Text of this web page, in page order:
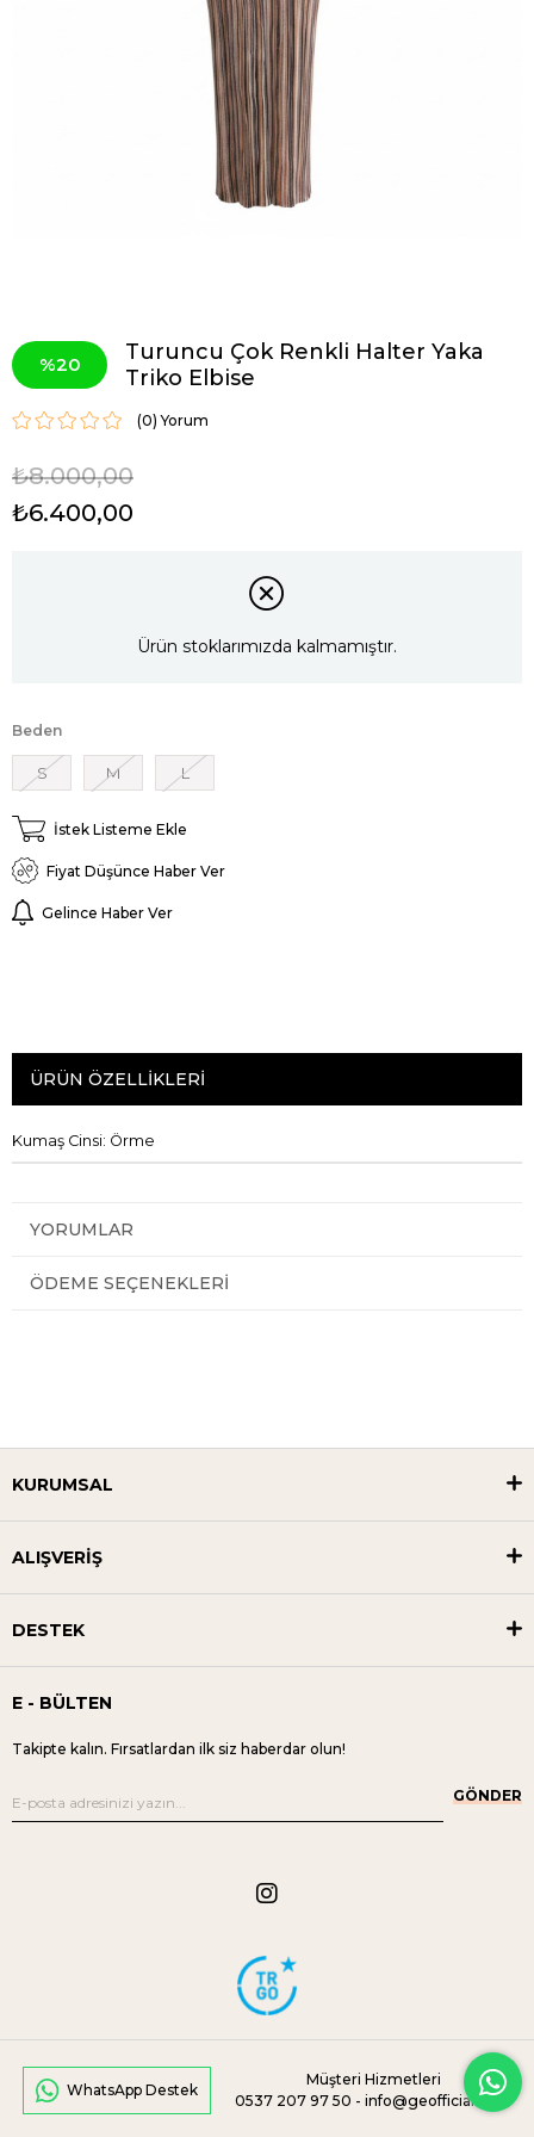
20
Turuncu Çok Renkli Halter Yaka
Triko Elbise
(0)
₺8.000,00
₺6.400,00
Ürün stoklarımızda kalmamıştır.
Beden
S M L
İstek Listeme Ekle
Fiyat Düşünce Haber Ver
Gelince Haber Ver
ÜRÜN ÖZELLIKLERI
Kumaş Cinsi: Örme
YORUMLAR
ÖDEME SEÇENEKLERI
KURUMSAL
ALIŞVERİŞ
DESTEK
E - BÜLTEN
Takipte kalın. Fırsatlardan ilk siz haberdar olun!
GÖNDER
WhatsApp Destek
Müşteri Hizmetleri
0537 207 97 50 -info@geofficial.com